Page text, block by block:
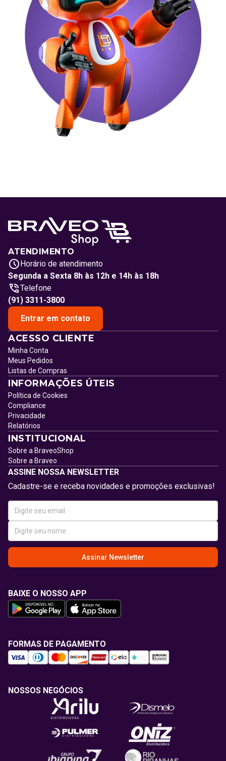
ATENDIMENTO
Horário de atendimento
Segunda a Sexta 8h às 12h e 14h às 18h
Telefone
(91) 3311-3800
Entrar em contato
ACESSO CLIENTE
Minha Conta
Meus Pedidos
Listas de Compras
INFORMAÇÕES ÚTEIS
Política de Cookies
Compliance
Privacidade
Relatórios
INSTITUCIONAL
Sobre a BraveoShop
Sobre a Braveo
ASSINE NOSSA NEWSLETTER
Cadastre-se e receba novidades e promoções exclusivas!
Assinar Newsletter
BAIXE O NOSSO APP
FORMAS DE PAGAMENTO
NOSSOS NEGÓCIOS